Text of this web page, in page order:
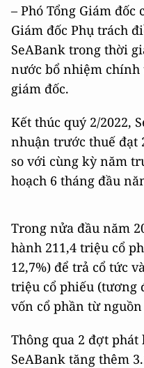
– Phó Tổng Giám đốc
Giám đốc Phụ trách
SeABank trong thời
nước bổ nhiệm chính
giám đốc.
Kết thúc quý 2/2022,
nhuận trước thuế đạt
so với cùng kỳ năm
hoạch 6 tháng đầu
Trong nửa đầu năm
hành 211,4 triệu cổ
12,7%) để trả cổ tức
triệu cổ phiếu (tương
vốn cổ phần từ
Thông qua 2 đợt
SeABank tăng thêm